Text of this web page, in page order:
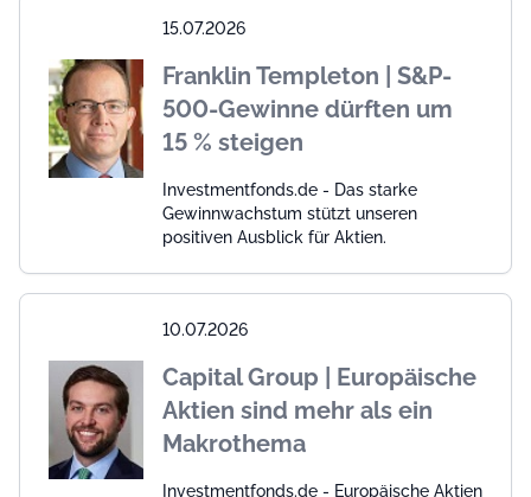
15.07.2026
Franklin Templeton | S&P-
500-Gewinne dürften um
15 % steigen
Investmentfonds.de - Das starke
Gewinnwachstum stützt unseren
positiven Ausblick für Aktien.
10.07.2026
Capital Group | Europäische
Aktien sind mehr als ein
Makrothema
Investmentfonds.de - Europäische Aktien